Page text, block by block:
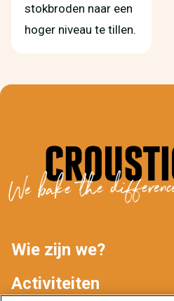
stokbroden naar een
hoger niveau te tillen.
We bake the
MAIN
Wie zijn we?
Activiteiten